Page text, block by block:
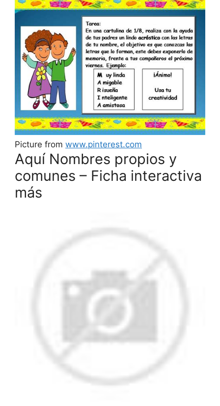
Picture from www.pinterest.com
Aquí Nombres propios y
comunes – Ficha interactiva
más